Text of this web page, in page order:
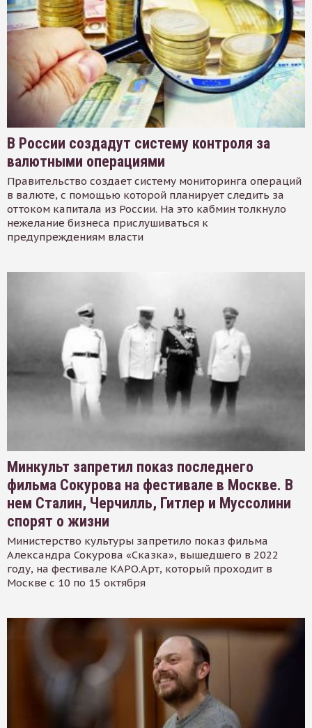
В России создадут систему контроля за
валютными операциями
Правительство создает систему мониторинга операций
в валюте, с помощью которой планирует следить за
оттоком капитала из России. На это кабмин толкнуло
нежелание бизнеса прислушиваться к
предупреждениям власти
Минкульт запретил показ последнего
фильма Сокурова на фестивале в Москве. В
нем Сталин, Черчилль, Гитлер и Муссолини
спорят о жизни
Министерство культуры запретило показ фильма
Александра Сокурова «Сказка», вышедшего в 2022
году, на фестивале КАРО.Арт, который проходит в
Москве с 10 по 15 октября